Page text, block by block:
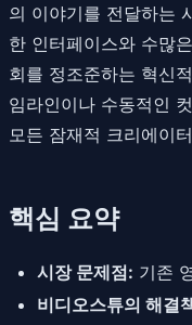
의 이야기를 전달하는
한 인터페이스와 수많
회를 정조준하는 혁신
임라인이나 수동적인
모든 잠재적 크리에이
핵심 요약
시장 문제점: 기존
비디오스튜의 해결